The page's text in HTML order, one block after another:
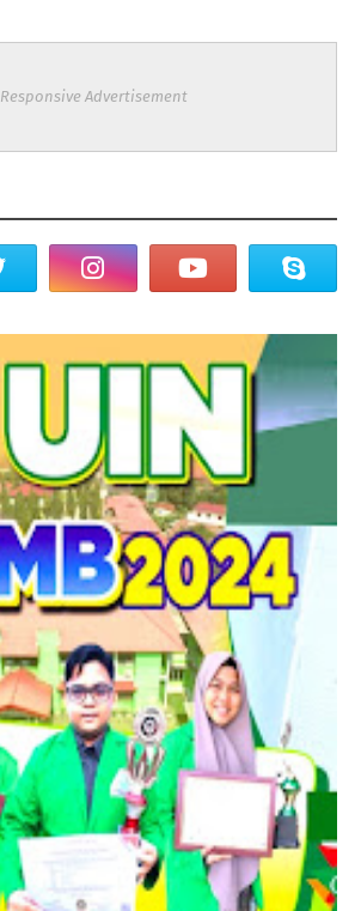
Responsive Advertisement